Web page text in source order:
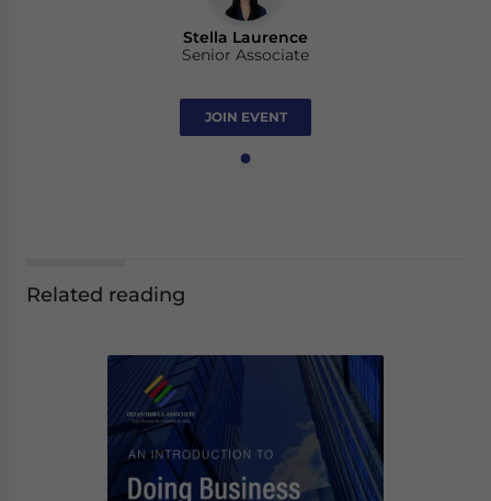
Stella Laurence
Senior Associate
JOIN EVENT
Related reading